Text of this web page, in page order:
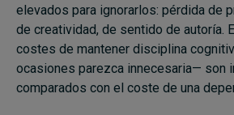
elevados para ignorarlos: pérdida de
de creatividad, de sentido de autoría.
costes de mantener disciplina
ocasiones parezca innecesaria— son
comparados con el coste de una